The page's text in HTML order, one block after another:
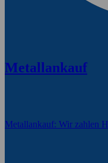
Metallankauf
Metallankauf: Wir zahlen